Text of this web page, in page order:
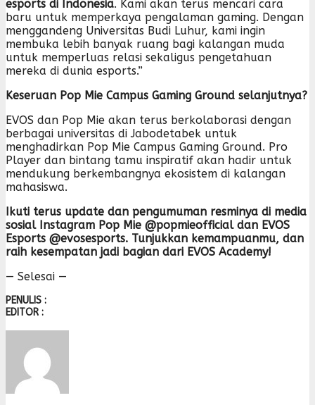
esports di Indonesia. Kami akan terus mencari cara
baru untuk memperkaya pengalaman gaming. Dengan
menggandeng Universitas Budi Luhur, kami ingin
membuka lebih banyak ruang bagi kalangan muda
untuk memperluas relasi sekaligus pengetahuan
mereka di dunia esports.”
Keseruan Pop Mie Campus Gaming Ground selanjutnya?
EVOS dan Pop Mie akan terus berkolaborasi dengan
berbagai universitas di Jabodetabek untuk
menghadirkan Pop Mie Campus Gaming Ground. Pro
Player dan bintang tamu inspiratif akan hadir untuk
mendukung berkembangnya ekosistem di kalangan
mahasiswa.
Ikuti terus update dan pengumuman resminya di media
sosial Instagram Pop Mie @popmieofficial dan EVOS
Esports @evosesports. Tunjukkan kemampuanmu, dan
raih kesempatan jadi bagian dari EVOS Academy!
— Selesai —
PENULIS :
EDITOR :